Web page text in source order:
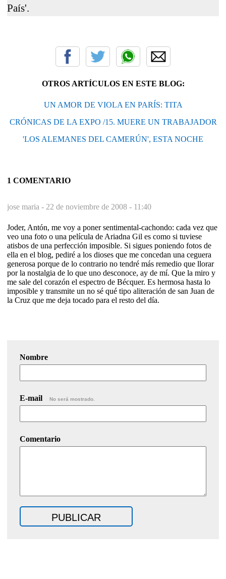
País'.
OTROS ARTÍCULOS EN ESTE BLOG:
UN AMOR DE VIOLA EN PARÍS: TITA
CRÓNICAS DE LA EXPO /15. MUERE UN TRABAJADOR
'LOS ALEMANES DEL CAMERÚN', ESTA NOCHE
1 COMENTARIO
jose maria - 22 de noviembre de 2008 - 11:40
Joder, Antón, me voy a poner sentimental-cachondo: cada vez que
veo una foto o una película de Ariadna Gil es como si tuviese
atisbos de una perfección imposible. Si sigues poniendo fotos de
ella en el blog, pediré a los dioses que me concedan una ceguera
generosa porque de lo contrario no tendré más remedio que llorar
por la nostalgia de lo que uno desconoce, ay de mí. Que la miro y
me sale del corazón el espectro de Bécquer. Es hermosa hasta lo
imposible y transmite un no sé qué tipo aliteración de san Juan de
la Cruz que me deja tocado para el resto del día.
Nombre
E-mail No será mostrado.
Comentario